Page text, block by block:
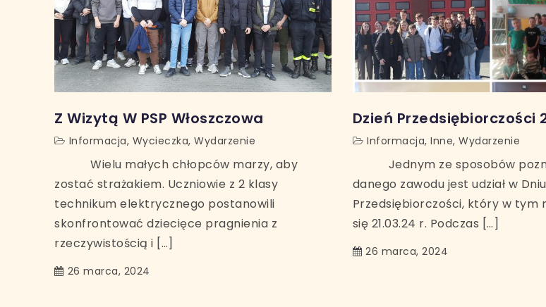
Z Wizytą W PSP Włoszczowa
Informacja, Wycieczka, Wydarzenie
Wielu małych chłopców marzy, aby
zostać strażakiem. Uczniowie z 2 klasy
technikum elektrycznego postanowili
skonfrontować dziecięce pragnienia z
rzeczywistością i […]
26 marca, 2024
Dzień Przedsiębiorczości
Informacja, Inne, Wydarzenie
Jednym ze sposobów
danego zawodu jest udział w Dniu
Przedsiębiorczości, który w tym
się 21.03.24 r. Podczas […]
26 marca, 2024